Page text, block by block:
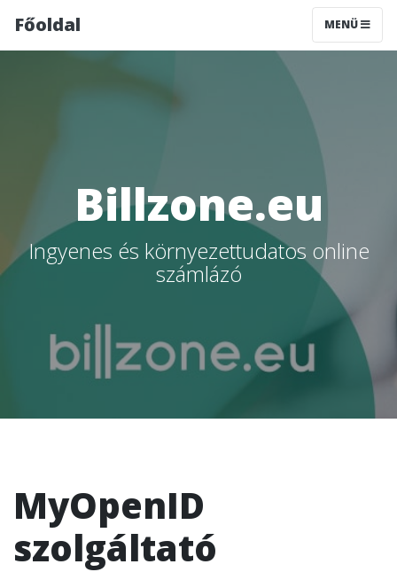
Főoldal MENÜ
Billzone.eu
Ingyenes és környezettudatos online
számlázó
MyOpenID
szolgáltató